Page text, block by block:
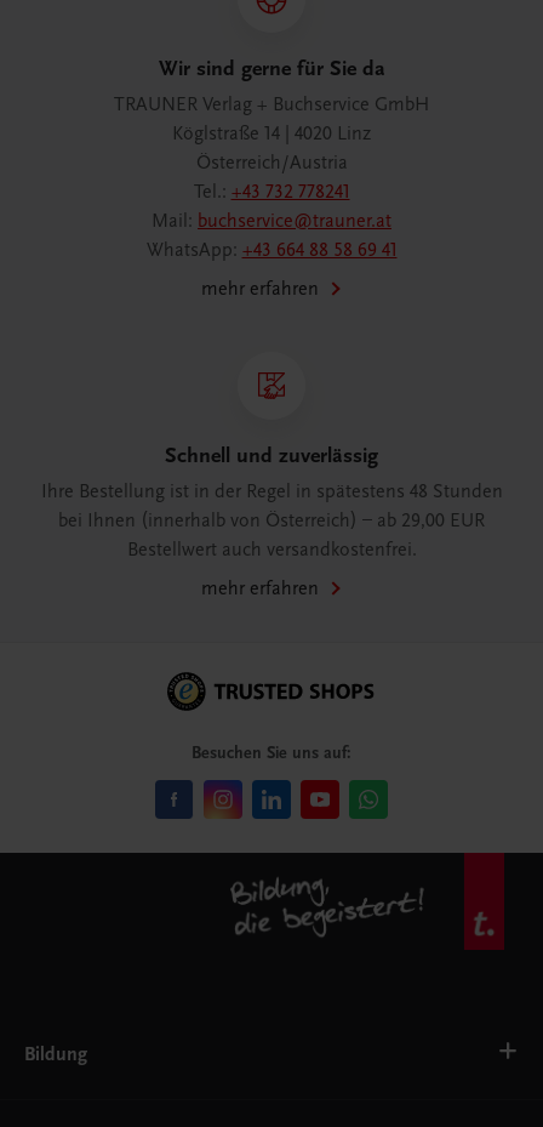
Wir sind gerne für Sie da
TRAUNER Verlag + Buchservice GmbH
Köglstraße 14 | 4020 Linz
Österreich/Austria
Tel.: +43 732 778241
Mail: buchservice@trauner.at
WhatsApp: +43 664 88 58 69 41
mehr erfahren
Schnell und zuverlässig
Ihre Bestellung ist in der Regel in spätestens 48 Stunden
bei Ihnen (innerhalb von Österreich) – ab 29,00 EUR
Bestellwert auch versandkostenfrei.
mehr erfahren
Besuchen Sie uns auf:
Bildung